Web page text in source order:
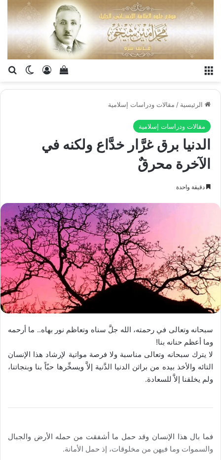
الوضعتسجيل
إستعراض سلة
الرئيسية / مقالات ودراسات إسلامية
مقالات ودراسات إسلامية
الدنيا برق غرَّار خدَّاع ولكنه في
الآخرة محرقٌ
دقيقة واحدة
سبحانه وتعالى في رحمته، الله جلَّ سناه وتعاظم نور بهاه.. ما أرحمه
وما أعظم حنانه بنا!
لا يترك سبحانه وتعالى مناسبة ولا فرصة مواتية لإرشاد هذا الإنسان
التائه والأخذ بيده من براثن الدنيا الدَّنية إلاَّ ويسخِّرها حبّاً بنا وبنجاتنا،
ولم يخلقنا إلاَّ للسعادة.
فما بال هذا الإنسان وقد حمل ما أشفقت من حمله الأرض والجبال
والسموات وما فيهن من مخلوقات، إذ حمل الأمانة.